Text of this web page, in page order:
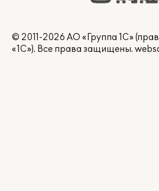
© 2011-2026 АО «Группа 1С»
«1С»). Все права защищены.